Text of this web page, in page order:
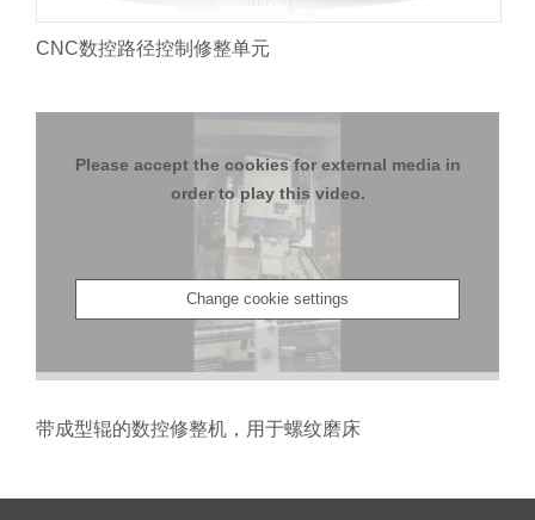
CNC数控路径控制修整单元
Please accept the cookies for external media in
order to play this video.
Change cookie settings
带成型辊的数控修整机，用于螺纹磨床